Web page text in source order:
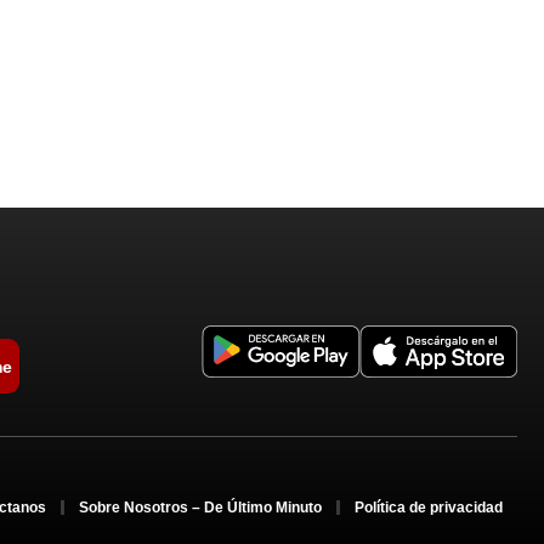
Sobre Nosotros – De Último Minuto Política de privacidad